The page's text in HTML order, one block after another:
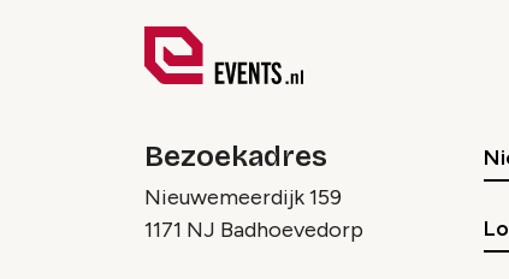
Bezoekadres
Nieuwemeerdijk 159
1171 NJ Badhoevedorp